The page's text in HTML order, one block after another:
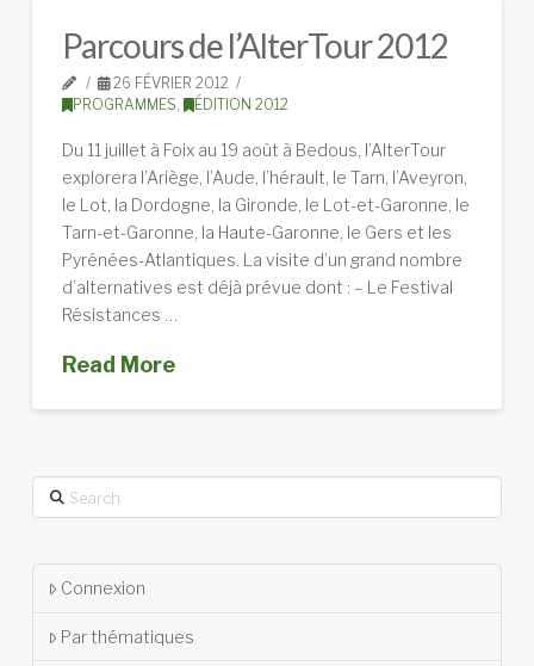
Parcours de l’AlterTour 2012
26 FÉVRIER 2012
PROGRAMMES
ÉDITION 2012
Du 11 juillet à Foix au 19 août à Bedous, l’AlterTour
explorera l’Ariège, l’Aude, l’hérault, le Tarn, l’Aveyron,
le Lot, la Dordogne, la Gironde, le Lot-et-Garonne, le
Tarn-et-Garonne, la Haute-Garonne, le Gers et les
Pyrénées-Atlantiques. La visite d’un grand nombre
d’alternatives est déjà prévue dont : – Le Festival
Résistances …
Read More
Search
Connexion
Par thématiques